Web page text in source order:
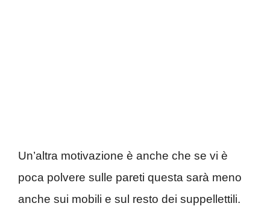
Un’altra motivazione è anche che se vi è
poca polvere sulle pareti questa sarà meno
anche sui mobili e sul resto dei suppellettili.